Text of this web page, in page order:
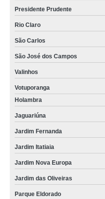
Presidente Prudente
Rio Claro
São Carlos
São José dos Campos
Valinhos
Votuporanga
Holambra
Jaguariúna
Jardim Fernanda
Jardim Itatiaia
Jardim Nova Europa
Jardim das Oliveiras
Parque Eldorado